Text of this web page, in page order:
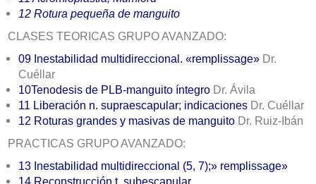
12 Rotura pequeña de manguito
CLASES TEORICAS GRUPO AVANZADO:
09 Inestabilidad multidireccional . «remplissage» Dr.
Cuéllar
10Tenodesis de PLB-manguito íntegro Dr. Ávila
11 Liberación n. supraescapular; indicaciones Dr. Cuéllar
12 Roturas grandes y masivas de manguito Dr. Ruiz-Ibán
PRACTICAS GRUPO AVANZADO:
13 Inestabilidad multidireccional (5, 7);» remplissage»
14 Reconstrucción t. subescapular